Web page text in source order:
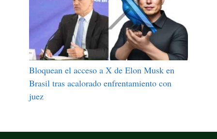
Bloquean el acceso a X de Elon Musk en
Brasil tras acalorado enfrentamiento con
juez